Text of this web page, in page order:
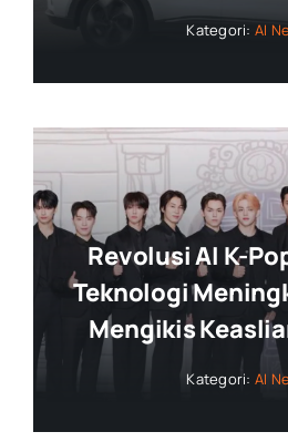
Kategori: AI
Revolusi AI K-
Teknologi
Mengikis
Kategori: AI